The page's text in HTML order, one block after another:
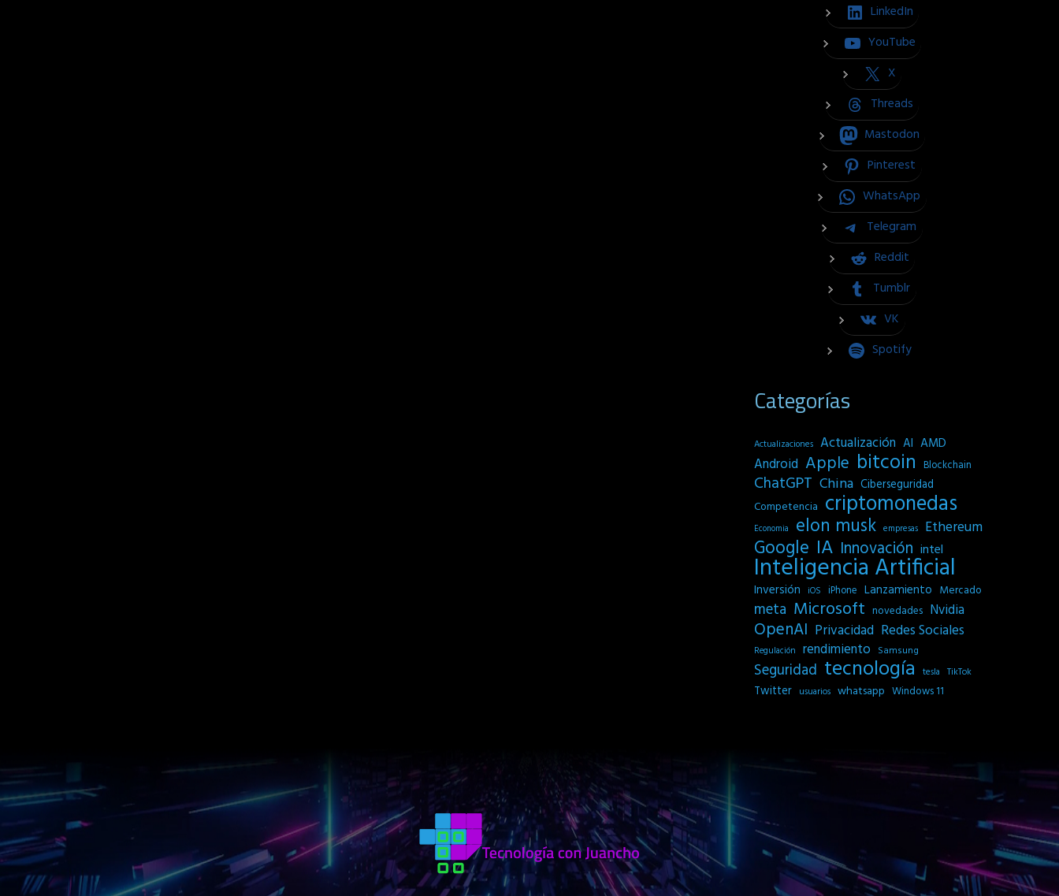
LinkedIn
YouTube
X
Threads
Mastodon
Pinterest
WhatsApp
Telegram
Reddit
Tumblr
VK
Spotify
Categorías
Actualizaciones Actualización AI AMD
Android Apple bitcoin Blockchain
ChatGPT China Ciberseguridad
Competencia criptomonedas
Economia elon musk empresas Ethereum
Google IA Innovación intel
Inteligencia Artificial
Inversión iOS iPhone Lanzamiento Mercado
meta Microsoft novedades Nvidia
OpenAI Privacidad Redes Sociales
Regulación rendimiento Samsung
Seguridad tecnología tesla TikTok
Twitter usuarios whatsapp Windows 11